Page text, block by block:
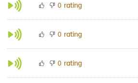
0 rating
0 rating
0 rating